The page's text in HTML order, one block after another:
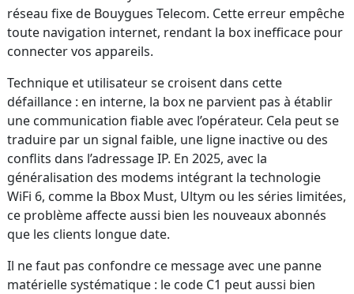
réseau fixe de Bouygues Telecom. Cette erreur empêche
toute navigation internet, rendant la box inefficace pour
connecter vos appareils.
Technique et utilisateur se croisent dans cette
défaillance : en interne, la box ne parvient pas à établir
une communication fiable avec l’opérateur. Cela peut se
traduire par un signal faible, une ligne inactive ou des
conflits dans l’adressage IP. En 2025, avec la
généralisation des modems intégrant la technologie
WiFi 6, comme la Bbox Must, Ultym ou les séries limitées,
ce problème affecte aussi bien les nouveaux abonnés
que les clients longue date.
Il ne faut pas confondre ce message avec une panne
matérielle systématique : le code C1 peut aussi bien